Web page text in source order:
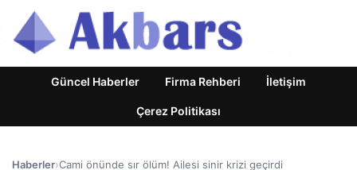
Güncel Haberler Firma Rehberi İletişim
Çerez Politikası
Haberler›Cami önünde sır ölüm! Ailesi sinir krizi geçirdi